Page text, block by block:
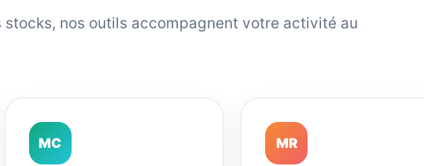
nos outils accompagnent votre activité au
MC MR